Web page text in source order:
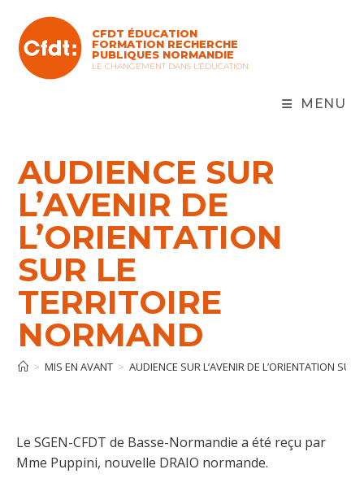
content
CFDT ÉDUCATION
FORMATION RECHERCHE
PUBLIQUES NORMANDIE
LE CHANGEMENT DANS L'ÉDUCATION
MENU
AUDIENCE SUR
L’AVENIR DE
L’ORIENTATION
SUR LE
TERRITOIRE
NORMAND
> MIS EN AVANT > AUDIENCE SUR L’AVENIR DE L’ORIENTATION
Le SGEN-CFDT de Basse-Normandie a été reçu par
Mme Puppini, nouvelle DRAIO normande.